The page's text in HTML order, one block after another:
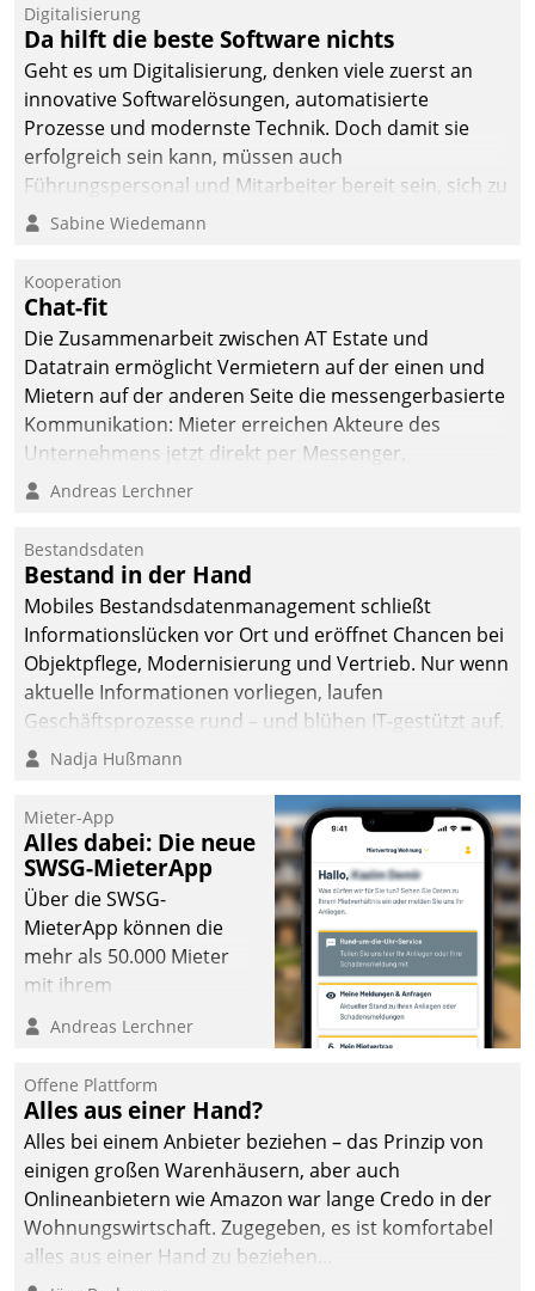
Digitalisierung
Da hilft die beste Software nichts
Geht es um Digitalisierung, denken viele zuerst an
innovative Softwarelösungen, automatisierte
Prozesse und modernste Technik. Doch damit sie
erfolgreich sein kann, müssen auch
Führungspersonal und Mitarbeiter bereit sein, sich zu
verändern und anzupassen, sonst werden sie an ihr
Sabine Wiedemann
Kooperation
Chat-fit
Die Zusammenarbeit zwischen AT Estate und
Datatrain ermöglicht Vermietern auf der einen und
Mietern auf der anderen Seite die messengerbasierte
Kommunikation: Mieter erreichen Akteure des
Unternehmens jetzt direkt per Messenger,
Mitarbeiter oder Dienstleister empfangen oder
Andreas Lerchner
Bestandsdaten
Bestand in der Hand
Mobiles Bestandsdatenmanagement schließt
Informationslücken vor Ort und eröffnet Chancen bei
Objektpflege, Modernisierung und Vertrieb. Nur wenn
aktuelle Informationen vorliegen, laufen
Geschäftsprozesse rund – und blühen IT-gestützt auf.
Nadja Hußmann
Mieter-App
Alles dabei: Die neue
SWSG-MieterApp
Über die SWSG-
MieterApp können die
mehr als 50.000 Mieter
mit ihrem
Wohnungsunternehmen
kommunizieren, auf dem
einsehen und ändern
oder
Schadensmeldungen
abgeben – rund um die
Uhr.
Andreas Lerchner
Offene Plattform
Alles aus einer Hand?
Alles bei einem Anbieter beziehen – das Prinzip von
einigen großen Warenhäusern, aber auch
Onlineanbietern wie Amazon war lange Credo in der
Wohnungswirtschaft. Zugegeben, es ist komfortabel
alles aus einer Hand zu beziehen...